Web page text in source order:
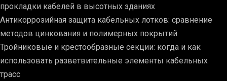
прокладки кабелей в высотных зданиях
Антикоррозийная защита кабельных лотков: сравнение
методов цинкования и полимерных покрытий
Тройниковые и крестообразные секции: когда и как
использовать разветвительные элементы кабельных
трасс